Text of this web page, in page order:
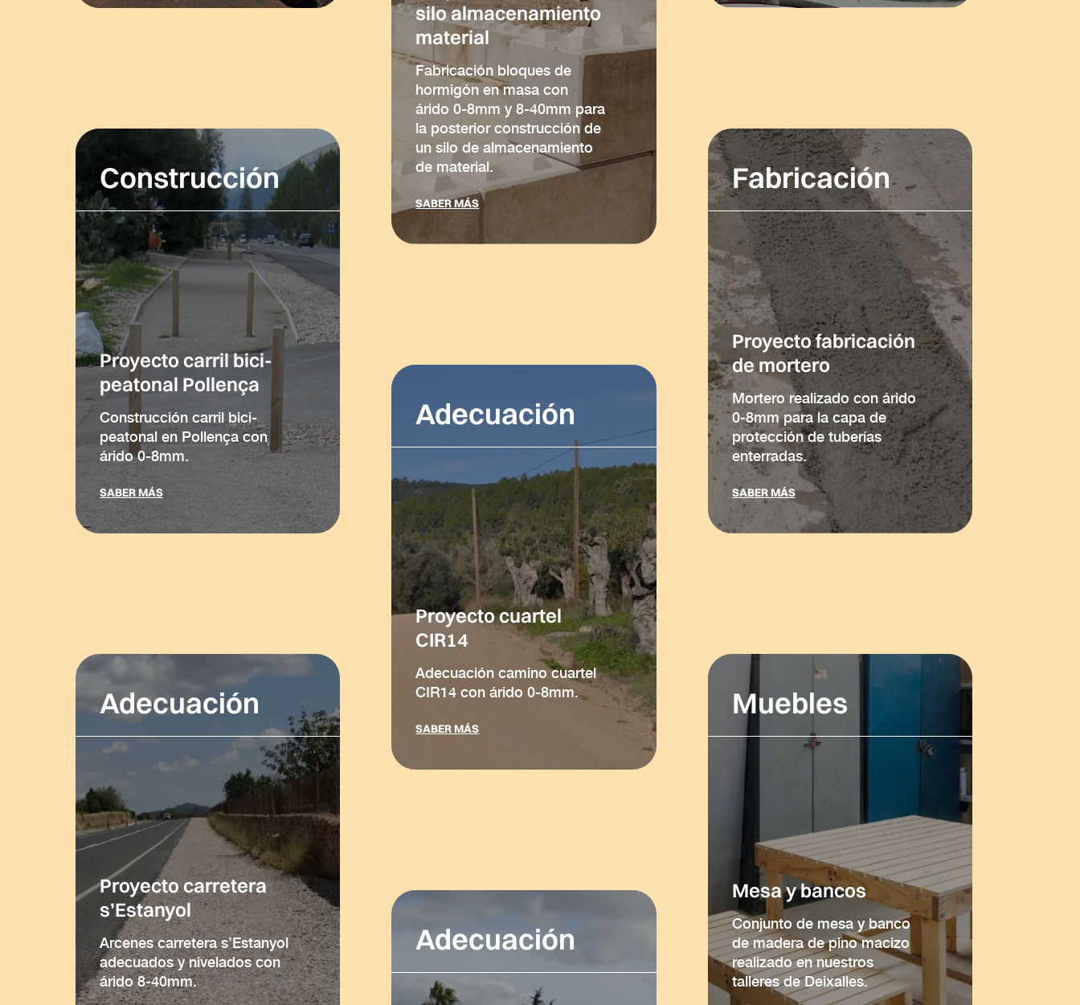
Construcción
Proyecto carril bici-
peatonal Pollença
Construcción carril bici-
peatonal en Pollença con
árido 0-8mm.
SABER MÁS
Adecuación
Proyecto carretera
s’Estanyol
Arcenes carretera s’Estanyol
adecuados y nivelados con
árido 8-40mm.
silo almacenamiento
material
Fabricación bloques de
hormigón en masa con
árido 0-8mm y 8-40mm para
la posterior construcción de
un silo de almacenamiento
de material.
SABER MÁS
Adecuación
Proyecto cuartel
CIR14
Adecuación camino cuartel
CIR14 con árido 0-8mm.
SABER MÁS
Adecuación
Fabricación
Proyecto fabricación
de mortero
Mortero realizado con árido
0-8mm para la capa de
protección de tuberías
enterradas.
SABER MÁS
Muebles
Mesa y bancos
Conjunto de mesa y banco
de madera de pino macizo
realizado en nuestros
talleres de Deixalles.